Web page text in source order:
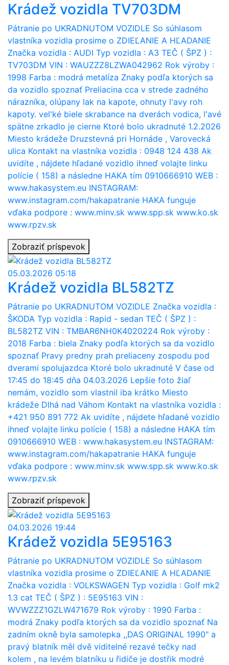
Krádež vozidla TV703DM
Pátranie po UKRADNUTOM VOZIDLE So súhlasom
vlastníka vozidla prosime o ZDIEĽANIE A HĽADANIE
Značka vozidla : AUDI Typ vozidla : A3 TEČ ( ŠPZ ) :
TV703DM VIN : WAUZZZ8LZWA042962 Rok výroby :
1998 Farba : modrá metalíza Znaky podľa ktorých sa
da vozidlo spoznať Preliacina cca v strede zadného
nárazníka, olúpany lak na kapote, ohnuty l'avy roh
kapoty. vel'ké biele skrabance na dverách vodica, l'avé
spätne zrkadlo je cierne Ktoré bolo ukradnuté 1.2.2026
Miesto krádeže Druzstevná pri Hornáde , Varovecká
ulica Kontakt na vlastníka vozidla : 0948 124 438 Ak
uvidíte , nájdete hľadané vozidlo ihneď volajte linku
polície ( 158) a následne HAKA tím 0910666910 WEB :
www.hakasystem.eu INSTAGRAM:
www.instagram.com/hakapatranie HAKA funguje
vďaka podpore : www.minv.sk www.spp.sk www.ko.sk
www.rpzv.sk
Zobraziť príspevok
05.03.2026 05:18
Krádež vozidla BL582TZ
Pátranie po UKRADNUTOM VOZIDLE Značka vozidla :
ŠKODA Typ vozidla : Rapid - sedan TEČ ( ŠPZ ) :
BL582TZ VIN : TMBAR6NH0K4020224 Rok výroby :
2018 Farba : biela Znaky podľa ktorých sa da vozidlo
spoznať Pravy predny prah preliaceny zospodu pod
dverami spolujazdca Ktoré bolo ukradnuté V čase od
17:45 do 18:45 dňa 04.03.2026 Lepšie foto žiaľ
nemám, vozidlo som vlastnil iba krátko Miesto
krádeže Dlhá nad Váhom Kontakt na vlastníka vozidla :
+421 950 891 772 Ak uvidíte , nájdete hľadané vozidlo
ihneď volajte linku polície ( 158) a následne HAKA tím
0910666910 WEB : www.hakasystem.eu INSTAGRAM:
www.instagram.com/hakapatranie HAKA funguje
vďaka podpore : www.minv.sk www.spp.sk www.ko.sk
www.rpzv.sk
Zobraziť príspevok
04.03.2026 19:44
Krádež vozidla 5E95163
Pátranie po UKRADNUTOM VOZIDLE So súhlasom
vlastníka vozidla prosime o ZDIEĽANIE A HĽADANIE
Značka vozidla : VOLKSWAGEN Typ vozidla : Golf mk2
1.3 cat TEČ ( ŠPZ ) : 5E95163 VIN :
WVWZZZ1GZLW471679 Rok výroby : 1990 Farba :
modrá Znaky podľa ktorých sa da vozidlo spoznať Na
zadním okně byla samolepka ,,DAS ORIGINAL 1990" a
pravý blatník měl dvě viditelné rezavé tečky nad
kolem , na levém blatníku u řidiče je dostřik modré